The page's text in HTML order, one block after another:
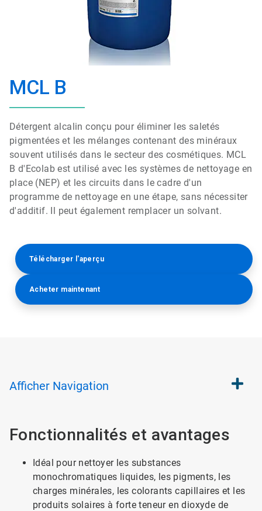
MCL B
Détergent alcalin conçu pour éliminer les saletés
pigmentées et les mélanges contenant des minéraux
souvent utilisés dans le secteur des cosmétiques. MCL
B d'Ecolab est utilisé avec les systèmes de nettoyage en
place (NEP) et les circuits dans le cadre d'un
programme de nettoyage en une étape, sans nécessiter
d'additif. Il peut également remplacer un solvant.
Télécharger l'aperçu
Acheter maintenant​​​​​​​
Afficher Navigation
Fonctionnalités et avantages
Idéal pour nettoyer les substances
monochromatiques liquides, les pigments, les
charges minérales, les colorants capillaires et les
produits solaires à forte teneur en dioxyde de